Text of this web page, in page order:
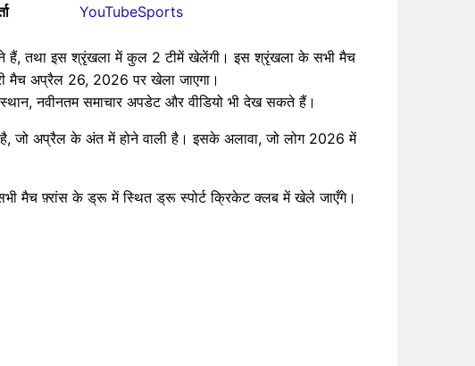
YouTubeSports
तथा इस श्रृंखला में कुल 2 टीमें खेलेंगी। इस श्रृंखला के सभी मैच
मैच अप्रैल 26, 2026 पर खेला जाएगा।
नवीनतम समाचार अपडेट और वीडियो भी देख सकते हैं।
है, जो अप्रैल के अंत में होने वाली है। इसके अलावा, जो लोग 2026 में
मैच फ़्रांस के ड्रू में स्थित ड्रू स्पोर्ट क्रिकेट क्लब में खेले जाएँगे।